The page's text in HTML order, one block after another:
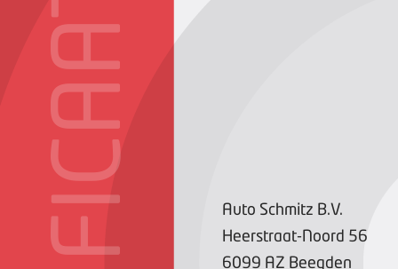
Auto Schmitz B.V.
Heerstraat-Noord 56
6099 AZ Beegden